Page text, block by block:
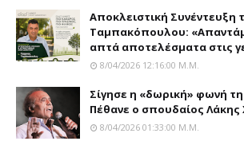
Αποκλειστική Συνέντευξη
Ταμπακόπουλου:
απτά αποτελέσματα στις
8/04/2026 12:16:00 Μ.μ.
Σίγησε η «δωρική» φωνή
Πέθανε o σπουδαίος Λάκης
8/04/2026 01:33:00 Μ.μ.